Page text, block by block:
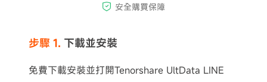
步驟 1. 下載並安裝
免費下載安裝並打開Tenorshare UltData LINE